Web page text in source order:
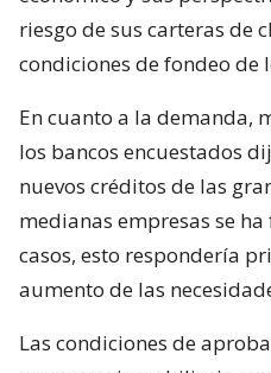
riesgo de sus carteras de
condiciones de fondeo de
En cuanto a la demanda,
los bancos encuestados
nuevos créditos de las
medianas empresas se
casos, esto respondería
aumento de las
Las condiciones de